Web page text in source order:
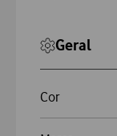
Geral
Cor